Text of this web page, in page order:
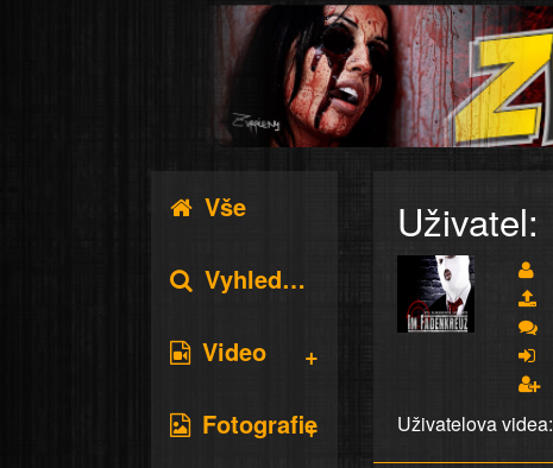
Vše
Vyhledávání
Video
Fotografie
Uživatel:
Uživatelova videa: